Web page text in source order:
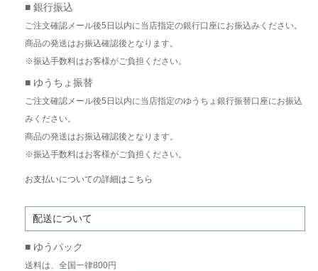
■ 銀行振込
ご注文確認メール後5日以内に当店指定の銀行口座にお振込みください。
商品の発送はお振込確認後となります。
※振込手数料はお客様がご負担ください。
■ ゆうちょ振替
ご注文確認メール後5日以内に当店指定のゆうちょ銀行振替口座にお振込
みください。
商品の発送はお振込確認後となります。
※振込手数料はお客様がご負担ください。
お支払いについての詳細はこちら
配送について
■ ゆうパック
送料は、全国一律800円